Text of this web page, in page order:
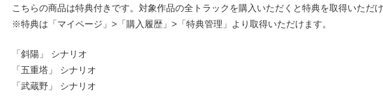
こちらの商品は特典付きです。対象作品の全トラックを購入いただくと特典を取得いただ
※特典は「マイページ」>「購入履歴」>「特典管理」より取得いただけます。
「斜陽」 シナリオ
「五重塔」 シナリオ
「武蔵野」 シナリオ